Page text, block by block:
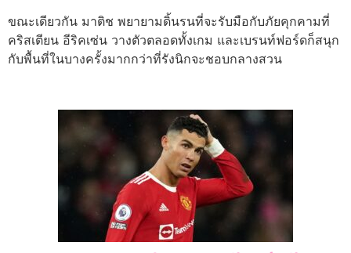
ขณะเดียวกัน มาติช พยายามดิ้นรนที่จะรับมือกับภัยคุกคามที่
คริสเตียน อีริคเซ่น วางตัวตลอดทั้งเกม และเบรนท์ฟอร์ดก็สนุก
กับพื้นที่ในบางครั้งมากกว่าที่รังนิกจะชอบกลางสวน